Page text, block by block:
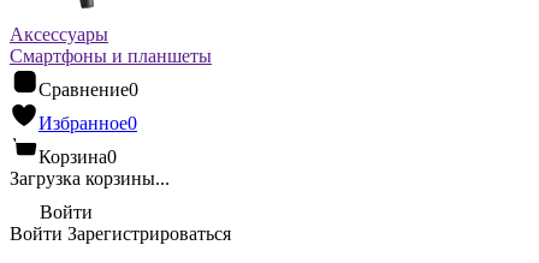
Аксессуары
Смартфоны и планшеты
Сравнение0
Избранное0
Корзина0
Загрузка корзины...
Войти
Войти Зарегистрироваться